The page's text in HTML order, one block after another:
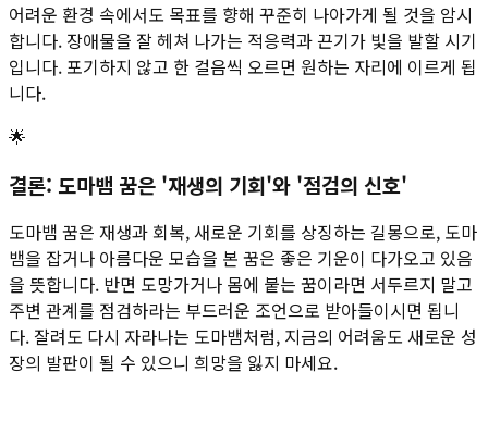
어려운 환경 속에서도 목표를 향해 꾸준히 나아가게 될 것을 암시
합니다. 장애물을 잘 헤쳐 나가는 적응력과 끈기가 빛을 발할 시기
입니다. 포기하지 않고 한 걸음씩 오르면 원하는 자리에 이르게 됩
니다.
🌟
결론: 도마뱀 꿈은 '재생의 기회'와 '점검의 신호'
도마뱀 꿈은 재생과 회복, 새로운 기회를 상징하는 길몽으로, 도마
뱀을 잡거나 아름다운 모습을 본 꿈은 좋은 기운이 다가오고 있음
을 뜻합니다. 반면 도망가거나 몸에 붙는 꿈이라면 서두르지 말고
주변 관계를 점검하라는 부드러운 조언으로 받아들이시면 됩니
다. 잘려도 다시 자라나는 도마뱀처럼, 지금의 어려움도 새로운 성
장의 발판이 될 수 있으니 희망을 잃지 마세요.